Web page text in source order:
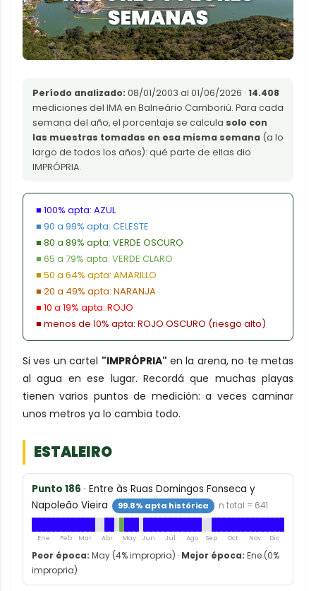
Período analizado: 08/01/2003 al 01/06/2026 · 14.408
mediciones del IMA en Balneário Camboriú. Para cada
semana del año, el porcentaje se calcula solo con
las muestras tomadas en esa misma semana (a lo
largo de todos los años): qué parte de ellas dio
IMPRÓPRIA.
■ 100% apta: AZUL
■ 90 a 99% apta: CELESTE
■ 80 a 89% apta: VERDE OSCURO
■ 65 a 79% apta: VERDE CLARO
■ 50 a 64% apta: AMARILLO
■ 20 a 49% apta: NARANJA
■ 10 a 19% apta: ROJO
■ menos de 10% apta: ROJO OSCURO (riesgo alto)
Si ves un cartel "IMPRÓPRIA" en la arena, no te metas
al agua en ese lugar. Recordá que muchas playas
tienen varios puntos de medición: a veces caminar
unos metros ya lo cambia todo.
ESTALEIRO
Punto 186 · Entre às Ruas Domingos Fonseca y
Napoleão Vieira
99.8% apta histórica n total = 641
Ene Feb Mar Abr May Jun Jul Ago Sep Oct Nov Dic
Peor época: May (4% impropria) · Mejor época: Ene (0%
impropria)